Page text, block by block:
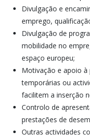
Divulgação e
emprego,
Divulgação de
mobilidade no
espaço europeu;
Motivação e apoio à
temporárias ou
facilitem a inserção
Controlo de
prestações de
Outras actividades